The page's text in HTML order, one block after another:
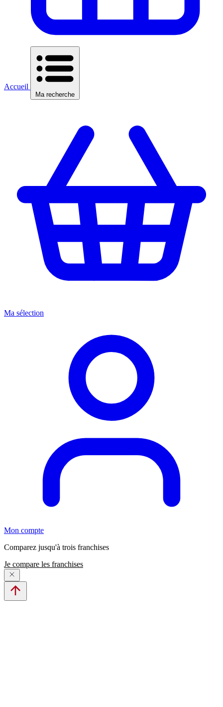
Accueil
Ma recherche
Ma sélection
Mon compte
Comparez jusqu'à trois franchises
Je compare les franchises